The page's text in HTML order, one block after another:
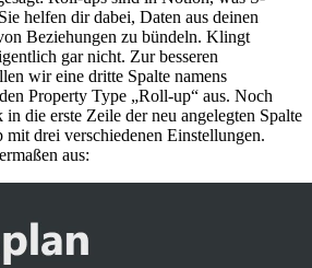
helfen dir dabei, Daten aus deinen
Beziehungen zu bündeln. Klingt
gar nicht. Zur besseren
wir eine dritte Spalte namens
Property Type „Roll-up“ aus. Noch
die erste Zeile der neu angelegten Spalte
drei verschiedenen Einstellungen.
aus: